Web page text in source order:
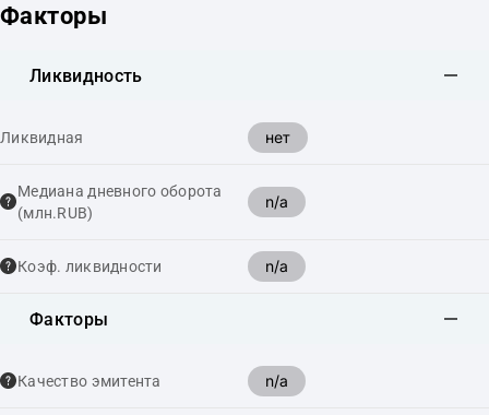
Факторы
Ликвидность
Ликвидная нет
Медиана дневного оборота
(млн.RUB)
n/a
Коэф. ликвидности n/a
Факторы
Качество эмитента n/a